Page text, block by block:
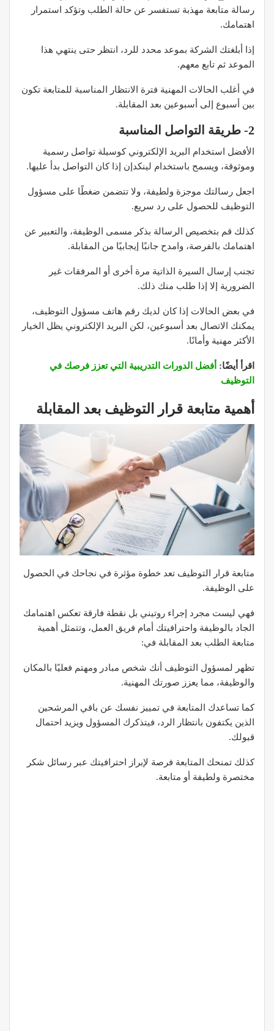
رسالة متابعة مهذبة تستفسر عن حالة الطلب وتؤكد استمرار
اهتمامك.
إذا أبلغتك الشركة بموعد محدد للرد، انتظر حتى ينتهي هذا
الموعد ثم تابع معهم.​
في أغلب الحالات المهنية فترة الانتظار المناسبة للمتابعة تكون
بين أسبوع إلى أسبوعين بعد المقابلة.
2- طريقة التواصل المناسبة
الأفضل استخدام البريد الإلكتروني كوسيلة تواصل رسمية
وموثوقة، ويسمح باستخدام لينكدإن إذا كان التواصل بدأ عليها.
اجعل رسالتك موجزة ولطيفة، ولا تتضمن ضغطًا على مسؤول
التوظيف للحصول على رد سريع.
كذلك قم بتخصيص الرسالة بذكر مسمى الوظيفة، والتعبير عن
اهتمامك بالفرصة، وامدح جانبًا إيجابيًا من المقابلة.
تجنب إرسال السيرة الذاتية مرة أخرى أو المرفقات غير
الضرورية إلا إذا طلب منك ذلك.
في بعض الحالات إذا كان لديك رقم هاتف مسؤول التوظيف،
يمكنك الاتصال بعد أسبوعين، لكن البريد الإلكتروني يظل الخيار
الأكثر مهنية وأمانًا.
اقرأ أيضًا: أفضل الدورات التدريبية التي تعزز فرصك في
التوظيف
أهمية متابعة قرار التوظيف بعد المقابلة
متابعة قرار التوظيف تعد خطوة مؤثرة في نجاحك في الحصول
على الوظيفة.
فهي ليست مجرد إجراء روتيني بل نقطة فارقة تعكس اهتمامك
الجاد بالوظيفة واحترافيتك أمام فريق العمل، وتتمثل أهمية
متابعة الطلب بعد المقابلة في:
تظهر لمسؤول التوظيف أنك شخص مبادر ومهتم فعليًا بالمكان
والوظيفة، مما يعزز صورتك المهنية.
كما تساعدك المتابعة في تمييز نفسك عن باقي المرشحين
الذين يكتفون بانتظار الرد، فيتذكرك المسؤول ويزيد احتمال
قبولك.
كذلك تمنحك المتابعة فرصة لإبراز احترافيتك عبر رسائل شكر
مختصرة ولطيفة أو متابعة.